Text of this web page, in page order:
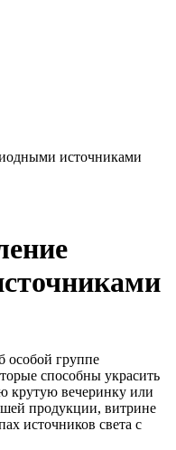
источниками
особой группе
способны украсить
крутую вечеринку или
продукции, витрине
источников света с